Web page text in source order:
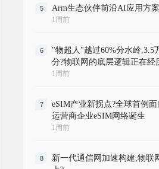
5 Arm生态伙伴前沿AI应用方
1周前
6
"物超人"越过60%分水岭,3.5
分?物联网的底层逻辑正在经
1周前
7
eSIM产业新拐点?全球首例
运营商企业eSIM网络诞生
1周前
8
新一代通信网加速构建,物联